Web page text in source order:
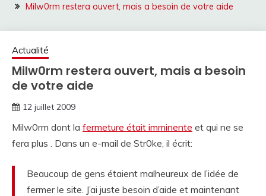
Milw0rm restera ouvert, mais a besoin de votre aide
Actualité
Milw0rm restera ouvert, mais a besoin
de votre aide
12 juillet 2009
Milw0rm dont la fermeture était imminente et qui ne se
fera plus . Dans un e-mail de Str0ke, il écrit:
Beaucoup de gens étaient malheureux de l’idée de
fermer le site. J’ai juste besoin d’aide et maintenant